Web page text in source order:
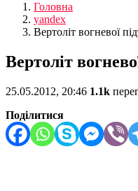
Головна
yandex
Вертоліт вогневої
Вертоліт
25.05.2012, 20:46 1.1k
Поділитися